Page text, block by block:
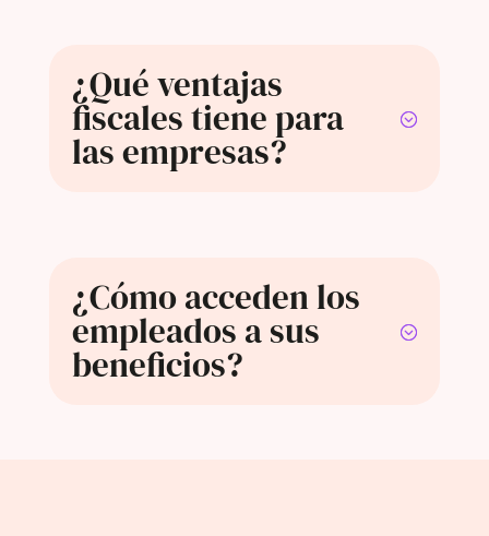
¿Qué ventajas
fiscales tiene para
las empresas?
¿Cómo acceden los
empleados a sus
beneficios?